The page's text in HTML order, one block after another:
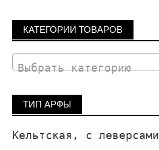
КАТЕГОРИИ ТОВАРОВ
Выбрать категорию
ТИП АРФЫ
Кельтская, с леверсами